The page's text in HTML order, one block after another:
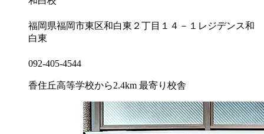
福岡県福岡市東区和白東２丁目１４－１レジデンス和
白東
092-405-4544
香住丘高等学校から2.4km 最寄り校舎